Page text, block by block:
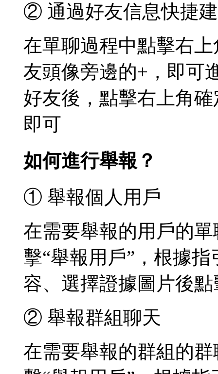
② 通過好友信息快捷
在單聊過程中點擊右
友頭像旁邊的+，即可
好友後，點擊右上角
即可
如何進行舉報？
① 舉報個人用戶
在需要舉報的用戶的
擊“舉報用戶”，根據
容、選擇證據圖片後
② 舉報群組聊天
在需要舉報的群組的